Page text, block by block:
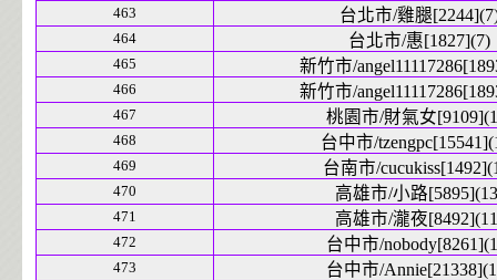
463 台北市/雞腿
464 台北市/惠[1827](7)
465 新竹市/
466 新竹市/
467 桃園市/財氣女
468 台中市/
469 台南市/
470 高雄市/小路
471 高雄市/瀧夜
472 台中市/
473 台中市/